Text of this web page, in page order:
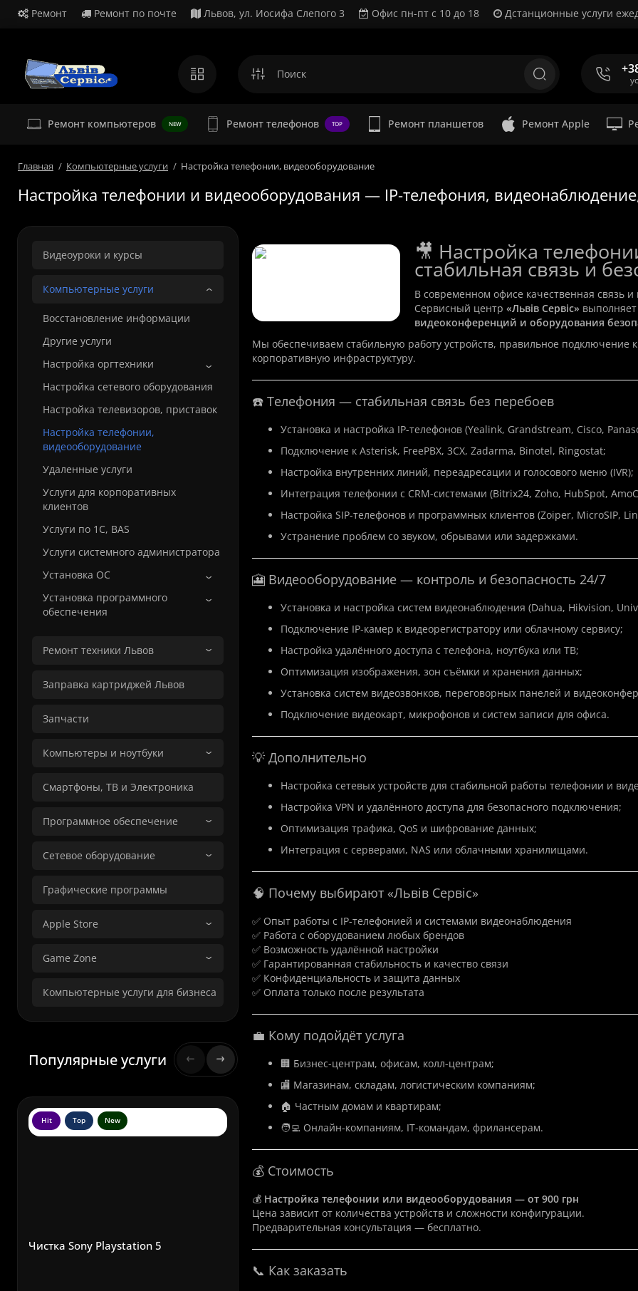
Ремонт Ремонт по почте Львов, ул. Иосифа Слепого 3 Офис пн-пт с 10 до 18 Дстанционные услуги
Ремонт компьютеров NEW Ремонт телефонов TOP Ремонт планшетов Ремонт Apple
Главная Компьютерные услуги Настройка телефонии, видеооборудование
Настройка телефонии и видеооборудования — IP-телефония,
Видеоуроки и курсы
Компьютерные услуги
Восстановление информации
Другие услуги
Настройка оргтехники
Настройка сетевого оборудования
Настройка телевизоров, приставок
Настройка телефонии,
видеооборудование
Удаленные услуги
Услуги для корпоративных
клиентов
Услуги по 1С, BAS
Услуги системного администратора
Установка ОС
Установка программного
обеспечения
Ремонт техники Львов
Заправка картриджей Львов
Запчасти
Компьютеры и ноутбуки
Смартфоны, ТВ и Электроника
Программное обеспечение
Сетевое оборудование
Графические программы
Apple Store
Game Zone
Компьютерные услуги для бизнеса
Популярные услуги
Hit Top New
Чистка Sony Playstation 5
🎥 Настройка
стабильная связь и
В современном офисе качественная связь
Сервисный центр «Львів Сервіс» выполняет
видеоконференций и оборудования
Мы обеспечиваем стабильную работу устройств, правильное
корпоративную инфраструктуру.
☎️ Телефония — стабильная связь без перебоев
Установка и настройка IP-телефонов (Yealink, Grandstream, Cisco,
Подключение к Asterisk, FreePBX, 3CX, Zadarma, Binotel, Ringostat;
Настройка внутренних линий, переадресации и голосового меню (IVR);
Интеграция телефонии с CRM-системами (Bitrix24, Zoho, HubSpot,
Настройка SIP-телефонов и программных клиентов (Zoiper, MicroSIP,
Устранение проблем со звуком, обрывами или задержками.
🎦 Видеооборудование — контроль и безопасность 24/7
Установка и настройка систем видеонаблюдения (Dahua, Hikvision,
Подключение IP-камер к видеорегистратору или облачному сервису;
Настройка удалённого доступа с телефона, ноутбука или ТВ;
Оптимизация изображения, зон съёмки и хранения данных;
Установка систем видеозвонков, переговорных панелей и
Подключение видеокарт, микрофонов и систем записи для офиса.
💡 Дополнительно
Настройка сетевых устройств для стабильной работы телефонии и
Настройка VPN и удалённого доступа для безопасного подключения;
Оптимизация трафика, QoS и шифрование данных;
Интеграция с серверами, NAS или облачными хранилищами.
🧠 Почему выбирают «Львів Сервіс»
✅ Опыт работы с IP-телефонией и системами видеонаблюдения
✅ Работа с оборудованием любых брендов
✅ Возможность удалённой настройки
✅ Гарантированная стабильность и качество связи
✅ Конфиденциальность и защита данных
✅ Оплата только после результата
💼 Кому подойдёт услуга
🏢 Бизнес-центрам, офисам, колл-центрам;
🏬 Магазинам, складам, логистическим компаниям;
🏠 Частным домам и квартирам;
🧑‍💻 Онлайн-компаниям, IT-командам, фрилансерам.
💰 Стоимость
💰 Настройка телефонии или видеооборудования — от 900 грн
Цена зависит от количества устройств и сложности конфигурации.
Предварительная консультация — бесплатно.
📞 Как заказать